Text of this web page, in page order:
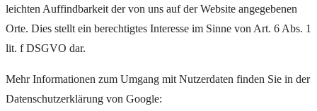
leichten Auffindbarkeit der von uns auf der Website angegebenen
Orte. Dies stellt ein berechtigtes Interesse im Sinne von Art. 6 Abs. 1
lit. f DSGVO dar.
Mehr Informationen zum Umgang mit Nutzerdaten finden Sie in der
Datenschutzerklärung von Google: